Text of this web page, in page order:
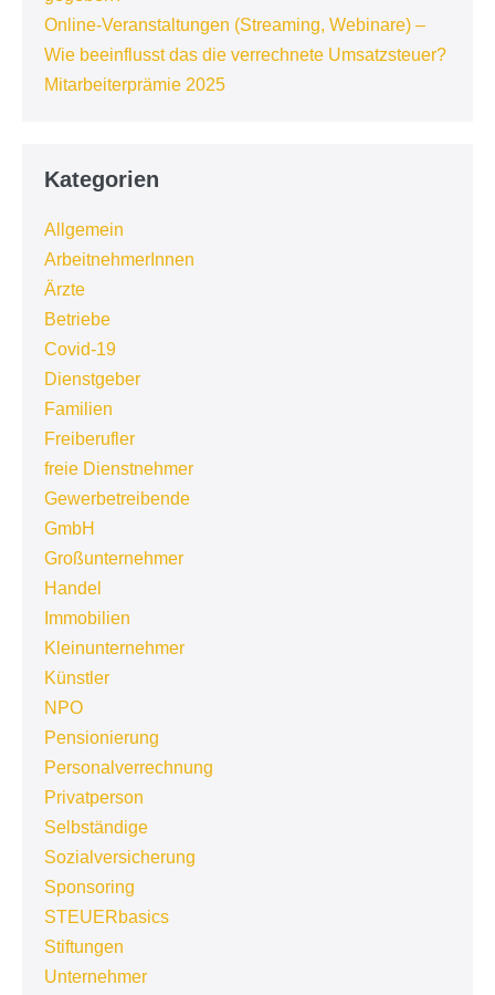
Online-Veranstaltungen (Streaming, Webinare) –
Wie beeinflusst das die verrechnete Umsatzsteuer?
Mitarbeiterprämie 2025
Kategorien
Allgemein
ArbeitnehmerInnen
Ärzte
Betriebe
Covid-19
Dienstgeber
Familien
Freiberufler
freie Dienstnehmer
Gewerbetreibende
GmbH
Großunternehmer
Handel
Immobilien
Kleinunternehmer
Künstler
NPO
Pensionierung
Personalverrechnung
Privatperson
Selbständige
Sozialversicherung
Sponsoring
STEUERbasics
Stiftungen
Unternehmer